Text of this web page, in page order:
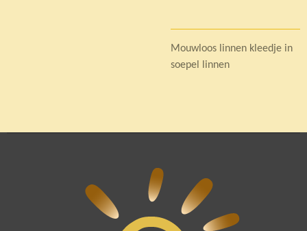
Mouwloos linnen kleedje in
soepel linnen